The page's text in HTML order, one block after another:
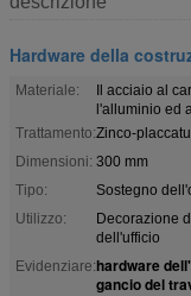
Hardware della
Materiale:
Il acciaio al
l'alluminio ed
Trattamento:Zinco-
Dimensioni: 300 mm
Tipo:
Sostegno
Utilizzo:
Decorazione
dell'ufficio
Evidenziare:hardware
gancio del